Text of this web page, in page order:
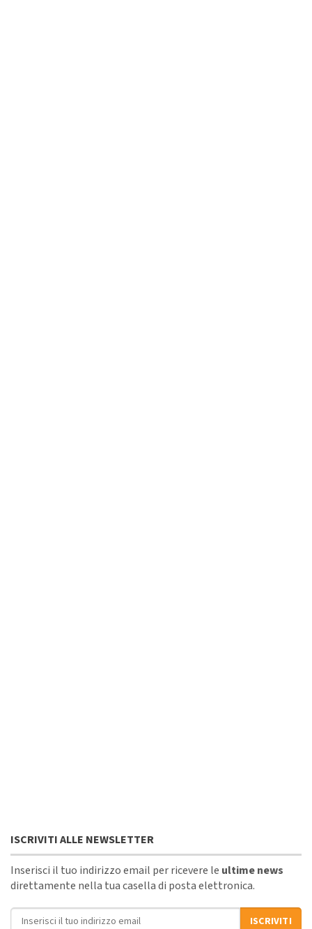
ISCRIVITI ALLE NEWSLETTER
Inserisci il tuo indirizzo email per ricevere le ultime news
direttamente nella tua casella di posta elettronica.
Indirizzo email
ISCRIVITI